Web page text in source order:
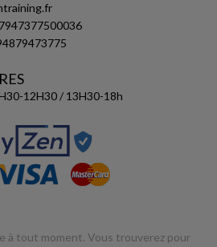
12H30 / 13H30-18h
à tout moment. Vous trouverez pour